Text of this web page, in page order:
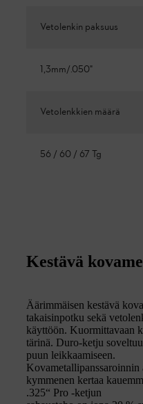
Vetolenkin paksuus
1,3mm/.050"
Vetolenkkien määrä
56 / 60 / 67 Tg
Kestävä
Äärimmäisen kestävä
takaisinpotku sekä
käyttöön. Kuormittavaan
tärinä. Duro-ketju
puun leikkaamiseen.
kymmenen kertaa
.325“ Pro -ketjun